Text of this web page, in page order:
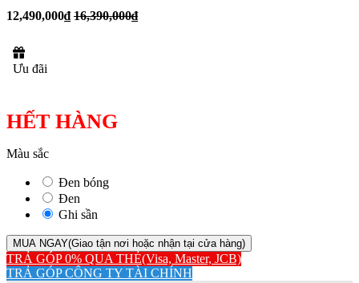
12,490,000₫ 16,390,000₫
Ưu đãi
HẾT HÀNG
Màu sắc
Đen bóng
Đen
Ghi sần
MUA NGAY(Giao tận nơi hoặc nhận tại cửa hàng)
TRẢ GÓP 0% QUA THẺ(Visa, Master, JCB)
TRẢ GÓP CÔNG TY TÀI CHÍNH